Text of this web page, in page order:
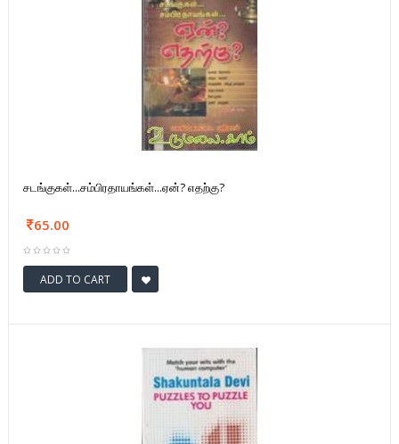
சடங்குகள்...சம்பிரதாயங்கள்...ஏன்? எதற்கு?
65.00
ADD TO CART